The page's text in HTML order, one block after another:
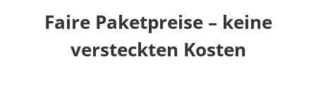
Faire Paketpreise – keine
versteckten Kosten